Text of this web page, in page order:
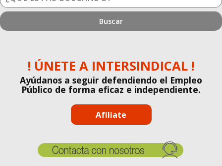
estás
buscando?
! ÚNETE A INTERSINDICAL !
Ayúdanos a seguir defendiendo el Empleo
Público de forma eficaz e independiente.
Afíliate